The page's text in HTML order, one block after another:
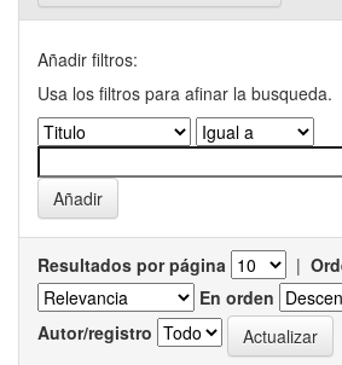
Añadir filtros:
Usa los filtros para afinar la busqueda.
Resultados por página |
En orden
Autor/registro